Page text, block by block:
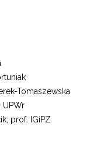
Tomaszewska
UPWr
prof. IGiPZ